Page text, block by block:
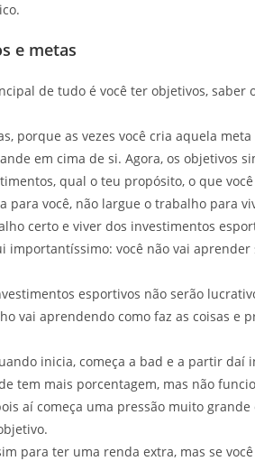
e metas
de tudo é você ter objetivos, saber
porque as vezes você cria aquela
em cima de si. Agora, os objetivos
qual o teu propósito, o que
para você, não largue o trabalho para
certo e viver dos investimentos
importantíssimo: você não vai
esportivos não serão
vai aprendendo como faz as coisas e
inicia, começa a bad e a partir daí
tem mais porcentagem, mas não
aí começa uma pressão muito
para ter uma renda extra, mas se